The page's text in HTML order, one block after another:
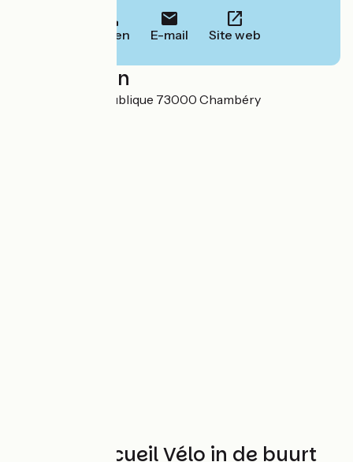
Bellen E-mail Site web
Localisation
240 rue de la République 73000 Chambéry
Andere Accueil Vélo in de buurt